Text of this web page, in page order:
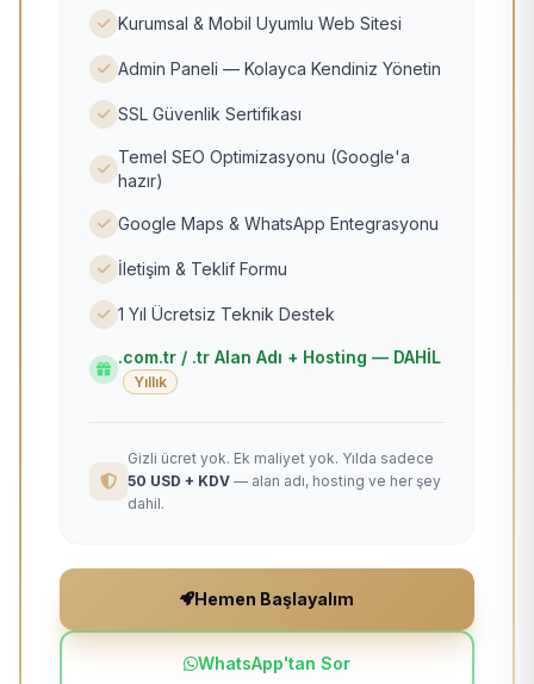
Kurumsal & Mobil Uyumlu Web Sitesi
Admin Paneli — Kolayca Kendiniz Yönetin
SSL Güvenlik Sertifikası
Temel SEO Optimizasyonu (Google'a
hazır)
Google Maps & WhatsApp Entegrasyonu
İletişim & Teklif Formu
1 Yıl Ücretsiz Teknik Destek
.com.tr / .tr Alan Adı + Hosting — DAHİL
Yıllık
Gizli ücret yok. Ek maliyet yok. Yılda sadece
50 USD + KDV — alan adı, hosting ve her şey
dahil.
Hemen Başlayalım
WhatsApp'tan Sor